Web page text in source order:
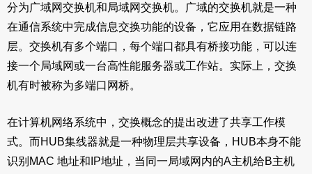
分为广域网交换机和局域网交换机。广域的交换机就是一种
在通信系统中完成信息交换功能的设备，它应用在数据链路
层。交换机有多个端口，每个端口都具有桥接功能，可以连
接一个局域网或一台高性能服务器或工作站。实际上，交换
机有时被称为多端口网桥。
在计算机网络系统中，交换概念的提出改进了共享工作模
式。而HUB集线器就是一种物理层共享设备，HUB本身不能
识别MAC 地址和IP地址，当同一局域网内的A主机给B主机